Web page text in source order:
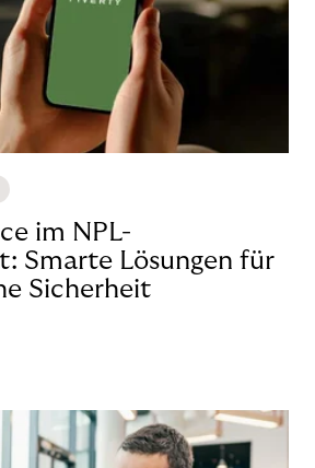
im NPL-
Smarte Lösungen für
Sicherheit